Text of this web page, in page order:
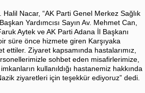
Halil Nacar, “AK Parti Genel Merkez Sağlık
Yardımcısı Sayın Av. Mehmet Can,
Aytek ve AK Parti Adana İl Başkanı
süre önce hizmete giren Karşıyaka
ettiler. Ziyaret kapsamında hastalarımız,
sohbet eden misafirlerimize,
kullanıldığı hastanemiz hakkında
ziyaretleri için teşekkür ediyoruz” dedi.